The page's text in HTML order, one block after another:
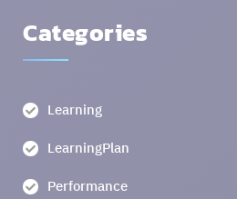
Categories
Learning
LearningPlan
Performance